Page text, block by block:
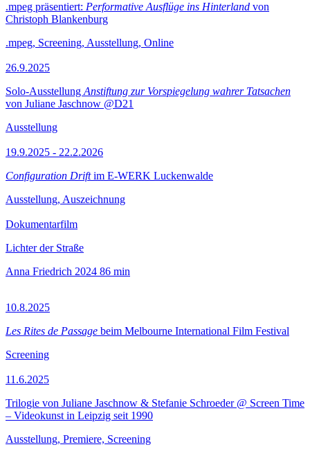
.mpeg präsentiert: Performative Ausflüge ins Hinterland von
Christoph Blankenburg
.mpeg, Screening, Ausstellung, Online
26.9.2025
Solo-Ausstellung Anstiftung zur Vorspiegelung wahrer Tatsachen
von Juliane Jaschnow @D21
Ausstellung
19.9.2025 - 22.2.2026
Configuration Driftim E-WERK Luckenwalde
Ausstellung, Auszeichnung
Dokumentarfilm
Lichter der Straße
Anna Friedrich 2024 86 min
10.8.2025
Les Rites de Passage beim Melbourne International Film Festival
Screening
11.6.2025
Trilogie von Juliane Jaschnow & Stefanie Schroeder @ Screen Time
– Videokunst in Leipzig seit 1990
Ausstellung, Premiere, Screening